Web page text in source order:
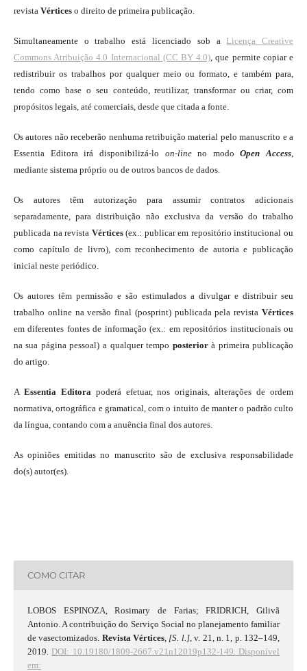
revista Vértices o direito de primeira publicação.
Simultaneamente o trabalho está licenciado sob a Licença Creative
Commons Atribuição 4.0 Internacional (CC BY 4.0) , que permite copiar e
redistribuir os trabalhos por qualquer meio ou formato, e também para,
tendo como base o seu conteúdo, reutilizar, transformar ou criar, com
propósitos legais, até comerciais, desde que citada a fonte.
Os autores não receberão nenhuma retribuição material pelo manuscrito e a
Essentia Editora irá disponibilizá-lo on-lineno modoOpen Access
mediante sistema próprio ou de outros bancos de dados.
Os autores têm autorização para assumir contratos adicionais
separadamente, para distribuição não exclusiva da versão do trabalho
publicada na revista Vértices(ex.: publicar em repositório institucional ou
como capítulo de livro), com reconhecimento de autoria e publicação
inicial neste periódico.
Os autores têm permissão e são estimulados a divulgar e distribuir seu
trabalho online na versão final (posprint) publicada pela revistaVértices
em diferentes fontes de informação (ex.: em repositórios institucionais ou
na sua página pessoal) a qualquer tempo posteriorà primeira publicação
do artigo.
A Essentia Editora poderá efetuar, nos originais, alterações de ordem
normativa, ortográfica e gramatical, com o intuito de manter o padrão culto
da língua, contando com a anuência final dos autores.
As opiniões emitidas no manuscrito são de exclusiva responsabilidade
do(s) autor(es).
COMO CITAR
LOBOS ESPINOZA, Rosimary de Farias; FRIDRICH, Gilivã
Antonio. A contribuição do Serviço Social no planejamento familiar
de vasectomizados. Revista Vértices [S. l.], v. 21, n. 1, p. 132–149,
2019. DOI: 10.19180/1809-2667.v21n12019p132-149. Disponível
em: